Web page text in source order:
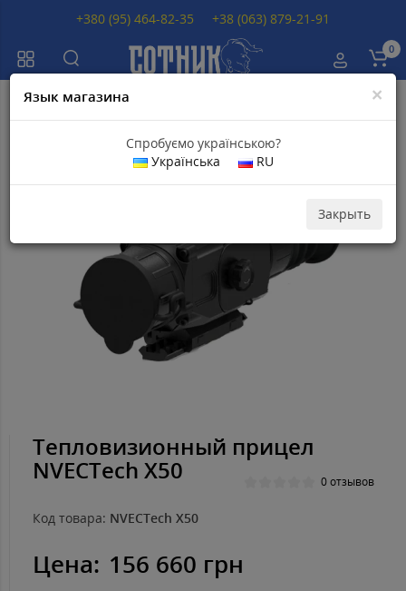
0
×
Язык магазина
Спробуємо українською?
Українська
RU
Закрыть
Тепловизионный прицел
NVECTech X50 0 отзывов
Код товара: NVECTech X50
Цена: 156 660 грн
+380 (95) 464-82-35 +38 (063) 879-21-91